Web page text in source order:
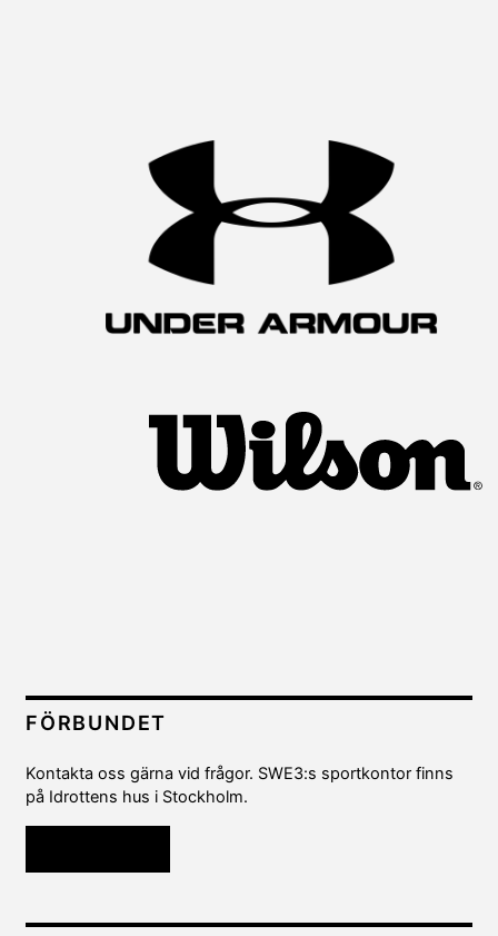
FÖRBUNDET
Kontakta oss gärna vid frågor. SWE3:s sportkontor finns
på Idrottens hus i Stockholm.